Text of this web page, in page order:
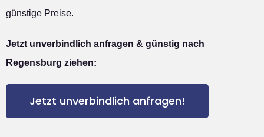
günstige Preise.
Jetzt unverbindlich anfragen & günstig nach
Regensburg ziehen:
Jetzt unverbindlich anfragen!